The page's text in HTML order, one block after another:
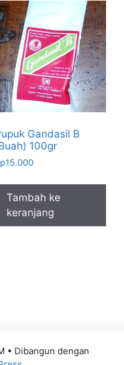
Gandasil B
100gr
15.000
Tambah ke
keranjang
• Dibangun dengan